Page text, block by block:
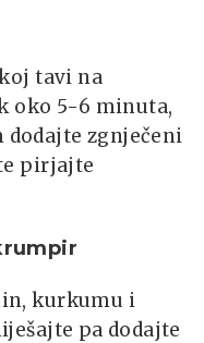
tavi na
oko 5-6 minuta,
dodajte zgnječeni
pirjajte
kurkumu i
pa dodajte